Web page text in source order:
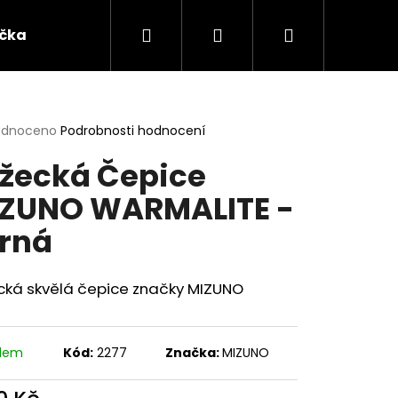
Dárkové předměty a
Hledat PřihlášeníNákupní
Podrobnosti hodnocení
Čepice
WARMALITE -
skvělá čepice značky MIZUNO
Kód: 2277 Značka:MIZUNO
KINK BLACK